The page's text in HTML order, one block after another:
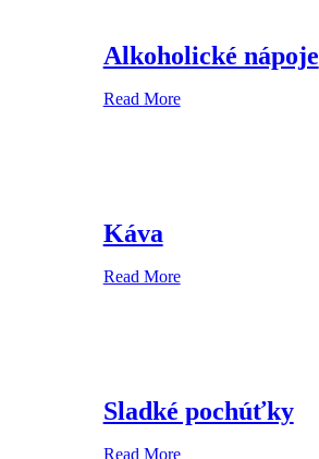
Alkoholické nápoje
Read More
Káva
Read More
Sladké pochúťky
Read More